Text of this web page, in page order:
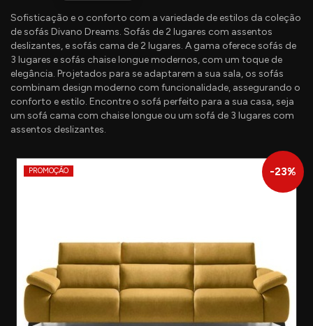
Sofisticação e o conforto com a variedade de estilos da coleção
de sofás Divano Dreams. Sofás de 2 lugares com assentos
deslizantes, e sofás cama de 2 lugares. A gama oferece sofás de
3 lugares e sofás chaise longue modernos, com um toque de
elegância. Projetados para se adaptarem a sua sala, os sofás
combinam design moderno com funcionalidade, assegurando o
conforto e estilo. Encontre o sofá perfeito para a sua casa, seja
um sofá cama com chaise longue ou um sofá de 3 lugares com
assentos deslizantes.
-23%
PROMOÇÃO